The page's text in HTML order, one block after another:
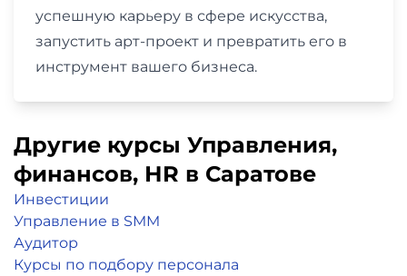
успешную карьеру в сфере искусства,
запустить арт-проект и превратить его в
инструмент вашего бизнеса.
Другие курсы Управления,
финансов, НR в Саратове
Инвестиции
Управление в SMM
Аудитор
Курсы по подбору персонала